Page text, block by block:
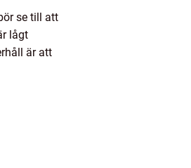
se till att
lågt
är att